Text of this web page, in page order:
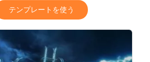
テンプレートを使う